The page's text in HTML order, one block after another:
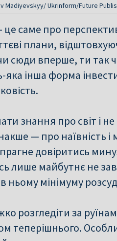
Madiyevskyy/ Ukrinform/Future
це саме про
плани,
сюди вперше, ти так
яка інша форма
знання про світ і не
— про наївність
довіритись
лише майбутнє не
ньому мінімуму
розгледіти за
теперішнього.